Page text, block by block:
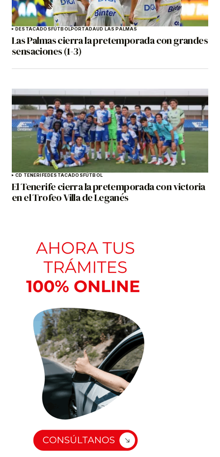
DESTACADOSFÚTBOLPORTADAUD LAS PALMAS
Las Palmas cierra la pretemporada con grandes
sensaciones (1-3)
CD TENERIFEDESTACADOSFÚTBOL
El Tenerife cierra la pretemporada con victoria
en el Trofeo Villa de Leganés